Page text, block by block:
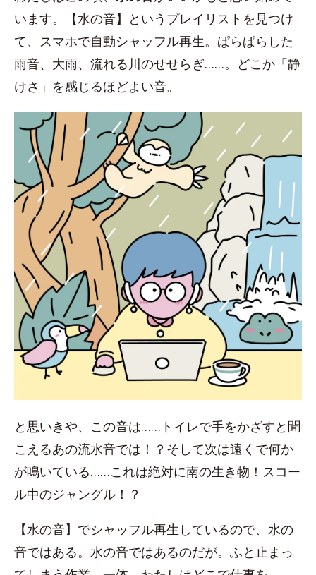
います。【水の音】というプレイリストを見つけ
て、スマホで自動シャッフル再生。ぱらぱらした
雨音、大雨、流れる川のせせらぎ……。どこか「静
けさ」を感じるほどよい音。
と思いきや、この音は……トイレで手をかざすと聞
こえるあの流水音では！？そして次は遠くで何か
が鳴いている……これは絶対に南の生き物！スコー
ル中のジャングル！？
【水の音】でシャッフル再生しているので、水の
音ではある。水の音ではあるのだが。ふと止まっ